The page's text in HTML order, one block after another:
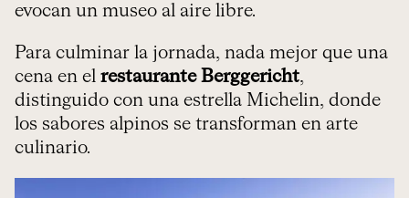
evocan un museo al aire libre.
Para culminar la jornada, nada mejor que una
cena en el restaurante Berggericht,
distinguido con una estrella Michelin, donde
los sabores alpinos se transforman en arte
culinario.